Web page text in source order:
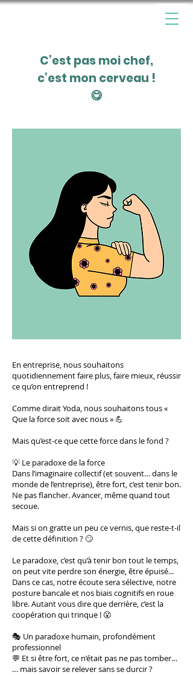
C’est pas moi chef,
c’est mon cerveau !
😋
En entreprise, nous souhaitons
quotidiennement faire plus, faire mieux, réussir
ce qu’on entreprend !
Comme dirait Yoda, nous souhaitons tous «
Que la force soit avec nous » 💪
Mais qu’est-ce que cette force dans le fond ?
💡 Le paradoxe de la force
Dans l’imaginaire collectif (et souvent… dans le
monde de l’entreprise), être fort, c’est tenir bon.
Ne pas flancher. Avancer, même quand tout
secoue.
Mais si on gratte un peu ce vernis, que reste-t-il
de cette définition ? 🙄
Le paradoxe, c’est qu’à tenir bon tout le temps,
on peut vite perdre son énergie, être épuisé...
Dans ce cas, notre écoute sera sélective, notre
posture bancale et nos biais cognitifs en roue
libre. Autant vous dire que derrière, c’est la
coopération qui trinque ! 😮
🎭 Un paradoxe humain, profondément
professionnel
💬 Et si être fort, ce n’était pas ne pas tomber…
… mais savoir se relever sans se durcir ?